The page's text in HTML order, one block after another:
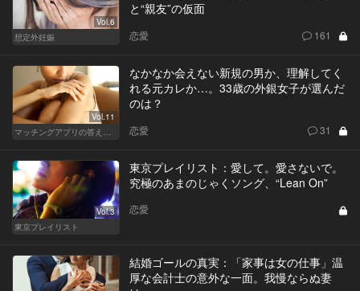
Vol.6
想定外妊娠
と“親友”の仮面
恋愛 161
Vol.11
マッチングアプリの答えあわせ【A】～SEASON2～
なかなか会えない新規の男か、理解してく
れる元カレか…。33歳の外銀女子が選んだ
のは？
恋愛 31
Vol.3
東京プレイリスト
東京プレイリスト：愛して。愛さないで。
究極のあまのじゃくソング、“Lean On”
恋愛
結婚ゴールの真実：「家事は女の仕事」温
厚な会計士の意外な一面。我慢ならぬ妻